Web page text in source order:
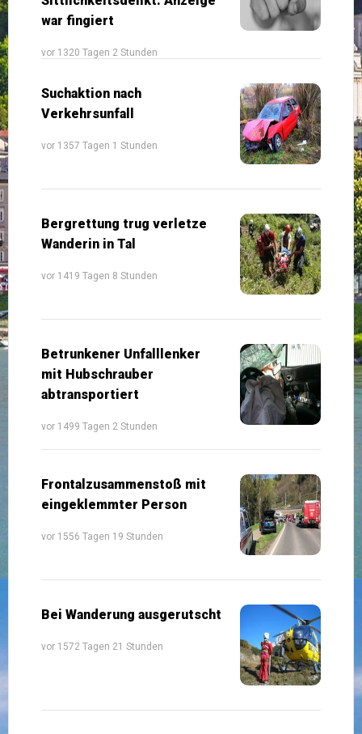
war fingiert
vor 1320 Tagen 2 Stunden
Suchaktion nach
Verkehrsunfall
vor 1357 Tagen 1 Stunden
Bergrettung trug verletze
Wanderin in Tal
vor 1419 Tagen 8 Stunden
Betrunkener Unfalllenker
mit Hubschrauber
abtransportiert
vor 1499 Tagen 2 Stunden
Frontalzusammenstoß mit
eingeklemmter Person
vor 1556 Tagen 19 Stunden
Bei Wanderung ausgerutscht
vor 1572 Tagen 21 Stunden